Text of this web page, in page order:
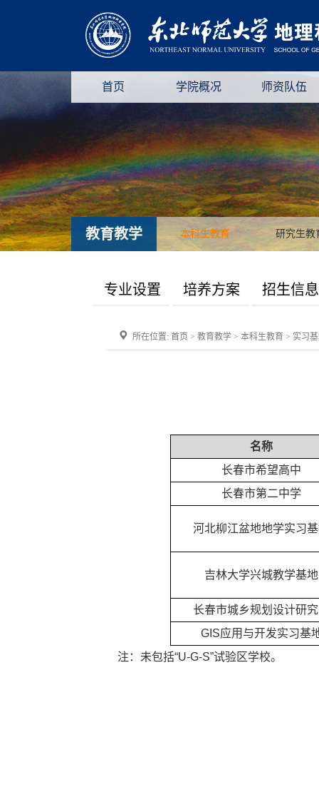
首页 学院概况 师资队伍
教育教学 本科生教育 研究生教
专业设置 培养方案 招生信息
所在位置: 首页 > 教育教学 > 本科生教育 > 实习
名称
长春市希望高中
长春市第二中学
河北柳江盆地地学实习
吉林大学兴城教学基地
长春市城乡规划设计研
GIS应用与开发实习基
注：未包括“U-G-S”试验区学校。